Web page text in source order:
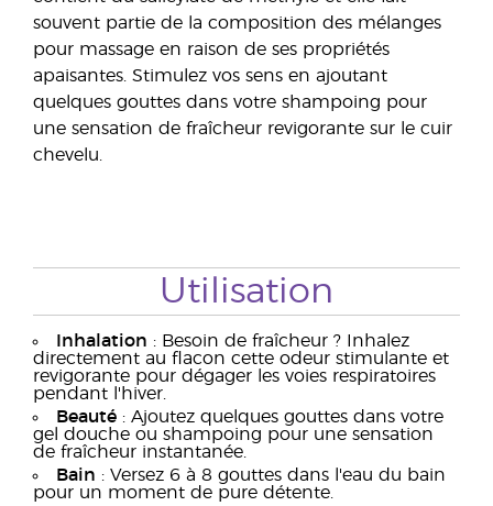
souvent partie de la composition des mélanges
pour massage en raison de ses propriétés
apaisantes. Stimulez vos sens en ajoutant
quelques gouttes dans votre shampoing pour
une sensation de fraîcheur revigorante sur le cuir
chevelu.
Utilisation
Inhalation : Besoin de fraîcheur ? Inhalez
directement au flacon cette odeur stimulante et
revigorante pour dégager les voies respiratoires
pendant l'hiver.
Beauté : Ajoutez quelques gouttes dans votre
gel douche ou shampoing pour une sensation
de fraîcheur instantanée.
Bain : Versez 6 à 8 gouttes dans l'eau du bain
pour un moment de pure détente.